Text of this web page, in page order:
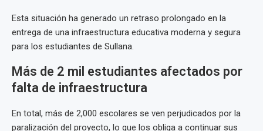
Esta situación ha generado un retraso prolongado en la
entrega de una infraestructura educativa moderna y segura
para los estudiantes de Sullana.
Más de 2 mil estudiantes afectados por
falta de infraestructura
En total, más de 2,000 escolares se ven perjudicados por la
paralización del proyecto, lo que los obliga a continuar sus